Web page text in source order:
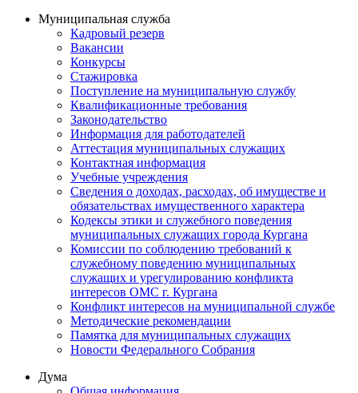
Муниципальная служба
Кадровый резерв
Вакансии
Конкурсы
Стажировка
Поступление на муниципальную службу
Квалификационные требования
Законодательство
Информация для работодателей
Аттестация муниципальных служащих
Контактная информация
Учебные учреждения
Сведения о доходах, расходах, об имуществе и
обязательствах имущественного характера
Кодексы этики и служебного поведения
муниципальных служащих города Кургана
Комиссии по соблюдению требований к
служебному поведению муниципальных
служащих и урегулированию конфликта
интересов ОМС г. Кургана
Конфликт интересов на муниципальной службе
Методические рекомендации
Памятка для муниципальных служащих
Новости Федерального Cобрания
Дума